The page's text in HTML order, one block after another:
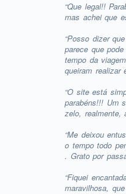
“Que legal!!
mas achei que
“Posso dizer
parece que
tempo da
queiram realizar
“O site está
parabéns!!! Um
zelo, realmente,
“Me deixou
o tempo todo
. Grato por
“Fiquei
maravilhosa,